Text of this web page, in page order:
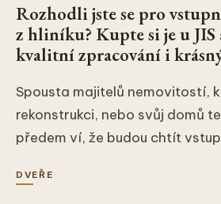
Rozhodli jste se pro
z hliníku? Kupte si je u JIS
kvalitní zpracování i
Spousta majitelů nemovitostí,
rekonstrukci, nebo svůj domů
předem ví, že budou chtít
DVEŘE